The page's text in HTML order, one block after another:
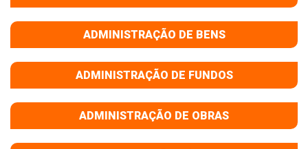
ADMINISTRAÇÃO DE BENS
ADMINISTRAÇÃO DE FUNDOS
ADMINISTRAÇÃO DE OBRAS